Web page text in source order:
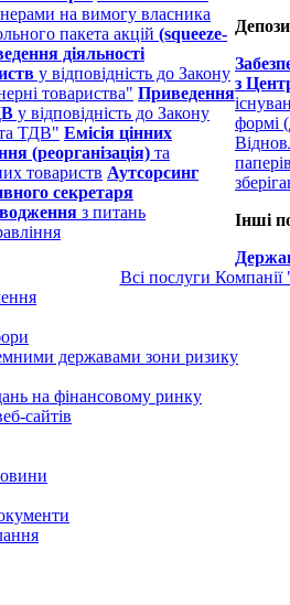
на вимогу власника
пакета акцій (squeeze-
діяльності
у відповідність до Закону
товариства" Приведення
у відповідність до Закону
ТДВ" Емісія цінних
(реорганізація) та
товариств Аутсорсинг
секретаря
з питань
з
формі
Інші
Всі послуги
державами зони ризику
на фінансовому ринку
сайтів